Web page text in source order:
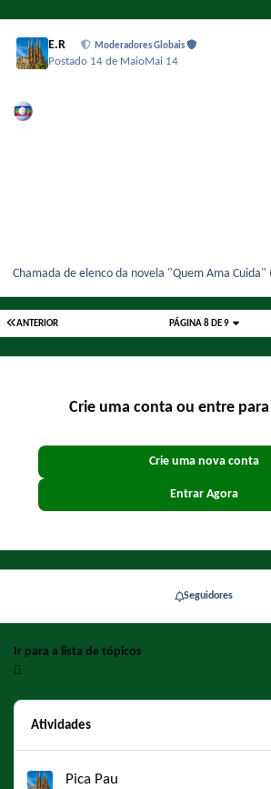
E.R Moderadores Globais
Postado 14 de MaioMai 14
Chamada de elenco da novela "Quem Ama Cuida"
ANTERIOR PÁGINA 8 DE 9
Crie uma conta ou entre
Crie uma nova conta
Entrar Agora
Seguidores
Ir para a lista de tópicos
Atividades
Pica Pau